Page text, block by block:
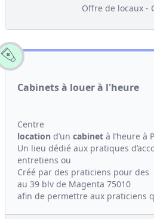
Offre de locaux -
Cabinets à louer à l'heure
Centre
location d’un cabinet à l’heure à
Un lieu dédié aux pratiques
entretiens ou
Créé par des praticiens pour des
au 39 blv de Magenta 75010
afin de permettre aux praticiens